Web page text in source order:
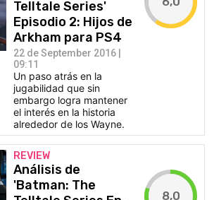
Telltale Series'
Episodio 2: Hijos de
Arkham para PS4
22 de September 2016 |
09:11
Un paso atrás en la
jugabilidad que sin
embargo logra mantener
el interés en la historia
alrededor de los Wayne.
REVIEW
Análisis de
'Batman: The
8,0